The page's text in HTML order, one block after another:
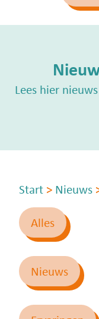
Lees hier
Start > Nieuws
Alles
Nieuws